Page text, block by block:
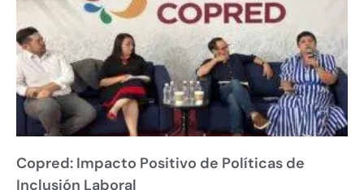
Copred: Impacto Positivo de Políticas de
Inclusión Laboral